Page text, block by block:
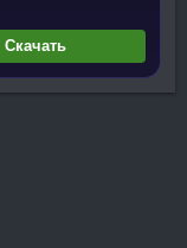
Скачать